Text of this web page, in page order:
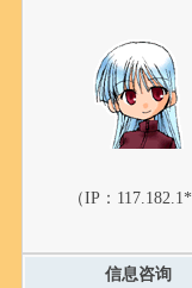
（IP： 117.182.1*
信息咨询